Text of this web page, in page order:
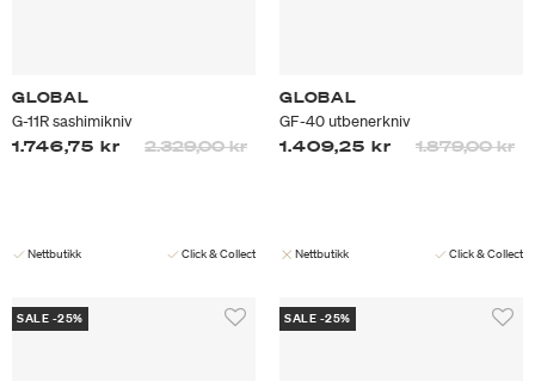
GLOBAL
G-11R sashimikniv
1.746,75 kr
Prisen er nedsatt fra
2.329,00 krtil
Nettbutikk Click & Collect
GLOBAL
GF-40 utbenerkniv
1.409,25 kr
Prisen er
1.879,00 krtil
Nettbutikk Click & Collect
SALE -25% SALE -25%